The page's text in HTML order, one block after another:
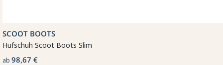
SCOOT BOOTS
Hufschuh Scoot Boots Slim
ab 98,67 €